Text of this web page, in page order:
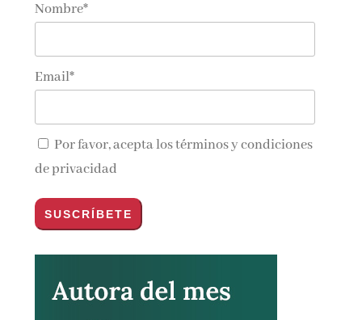
Nombre*
Email*
Por favor, acepta lostérminos y condiciones
de privacidad